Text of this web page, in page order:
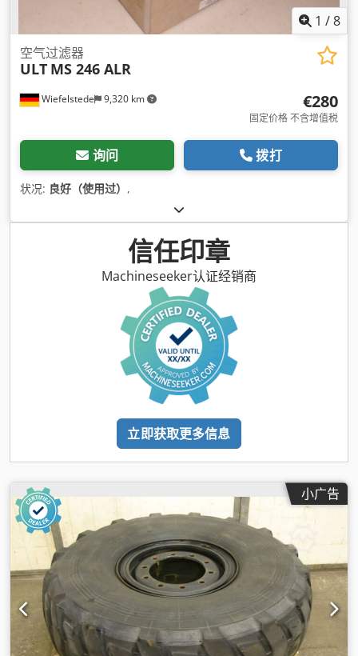
1 /8
Wiefelstede 9,320 km
空气过滤器
ULT MS 246 ALR
€280
固定价格 不含增值税
询问 拨打
状况: 良好（使用过） ,
信任印章
Machineseeker认证经销商
立即获取更多信息
小广告